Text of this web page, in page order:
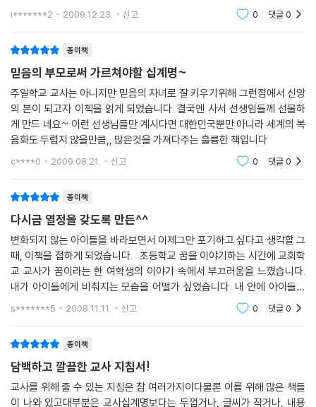
안에 좋은 교사들이 드물기 때문은 아닌가하는 생각이 든다. 나도 교회 생
i*******2 2009.12.23. 신고 0 댓글0
종이책
믿음의 부모로써 가르쳐야할 십계명~
주일학교 교사는 아니지만 믿음의 자녀로 잘 키우기위해 그런점에서 신앙
의 본이 되고자 이첵을 읽게 되었습니다. 결국엔 사서 선생임들께 선물하
게 만드 네요~ 이런 선생님들만 계시다면 대한민국뿐만 아니라 세계의 복
음화도 두렵지 않을만큼,, 많은것을 가져다주는 훌륭한 책입니다
c****0 2009.08.21. 신고 0 댓글0
종이책
다시금 열정을 갖도록 만든^^
변화되지 않는 아이들을 바라보면서 이제그만 포기하고 싶다고 생각할 그
때, 이책을 접하게 되었습니다. 초등학교 꿈을 이야기하는 시간에 교회학
교 교사가 꿈이라는 한 여학생의 이야기 속에서 부끄러움을 느꼈습니다.
내가 아이들에게 비춰지는 모습을 어떨가 싶었습니다. 내 안에 아이들을
향한 사랑이 너무도 부족하구나를 깨닫고 다시금 아이들에게 관심과 애정
s*******5 2008.11.11. 신고 0 댓글0
종이책
담백하고 깔끔한 교사 지침서!
교사를 위해 줄 수 있는 지침은 참 여러가지이다물론 이를 위해 많은 책들
이 나와 있고대부분은 교사십계명보다는 두껍거나, 글씨가 작거나, 내용